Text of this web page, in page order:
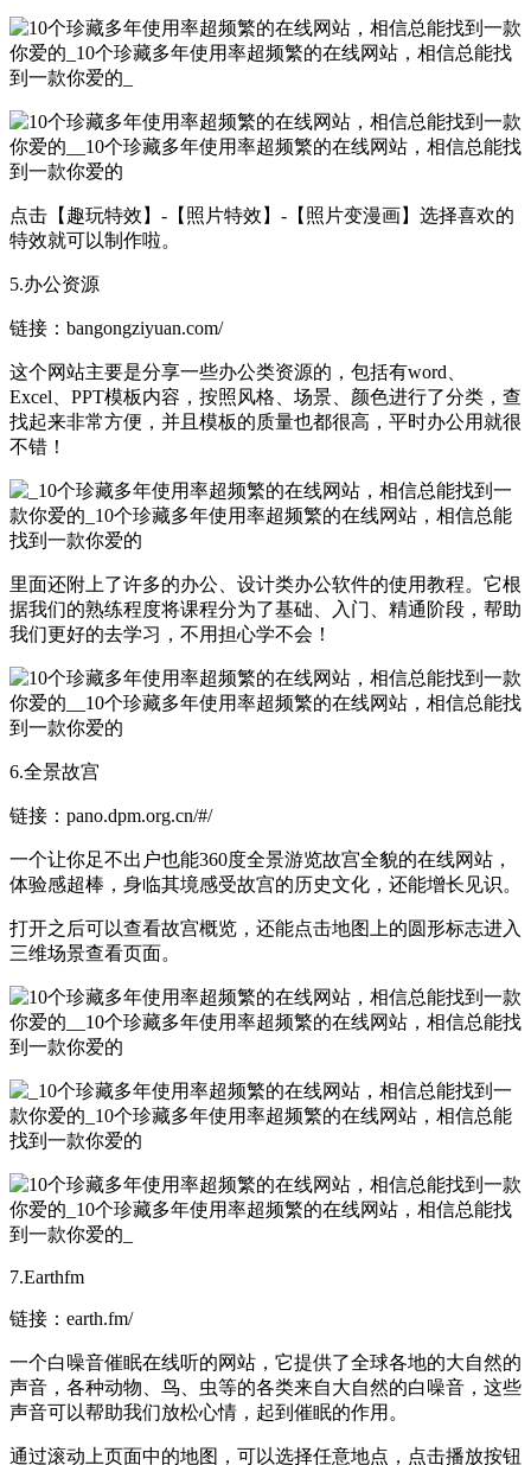
点击【趣玩特效】-【照片特效】-【照片变漫画】选择喜欢的
特效就可以制作啦。
5.办公资源
链接：bangongziyuan.com/
这个网站主要是分享一些办公类资源的，包括有word、
Excel、PPT模板内容，按照风格、场景、颜色进行了分类，查
找起来非常方便，并且模板的质量也都很高，平时办公用就很
不错！
里面还附上了许多的办公、设计类办公软件的使用教程。它根
据我们的熟练程度将课程分为了基础、入门、精通阶段，帮助
我们更好的去学习，不用担心学不会！
6.全景故宫
链接：pano.dpm.org.cn/#/
一个让你足不出户也能360度全景游览故宫全貌的在线网站，
体验感超棒，身临其境感受故宫的历史文化，还能增长见识。
打开之后可以查看故宫概览，还能点击地图上的圆形标志进入
三维场景查看页面。
7.Earthfm
链接：earth.fm/
一个白噪音催眠在线听的网站，它提供了全球各地的大自然的
声音，各种动物、鸟、虫等的各类来自大自然的白噪音，这些
声音可以帮助我们放松心情，起到催眠的作用。
通过滚动上页面中的地图，可以选择任意地点，点击播放按钮